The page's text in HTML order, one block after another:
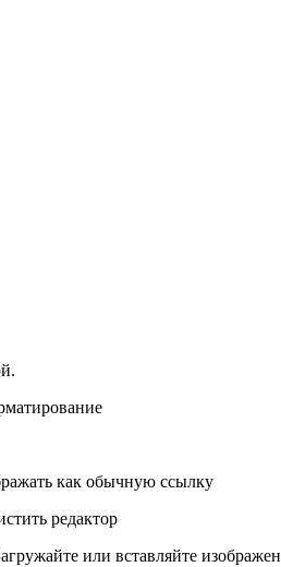
как обычную ссылку
редактор
или вставляйте